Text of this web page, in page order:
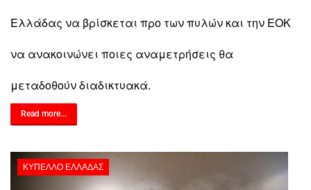
Ελλάδας να βρίσκεται προ των πυλών και την ΕΟΚ
να ανακοινώνει ποιες αναμετρήσεις θα
μεταδοθούν διαδικτυακά.
Read more...
ΚΎΠΕΛΛΟ ΕΛΛΆΔΑΣ